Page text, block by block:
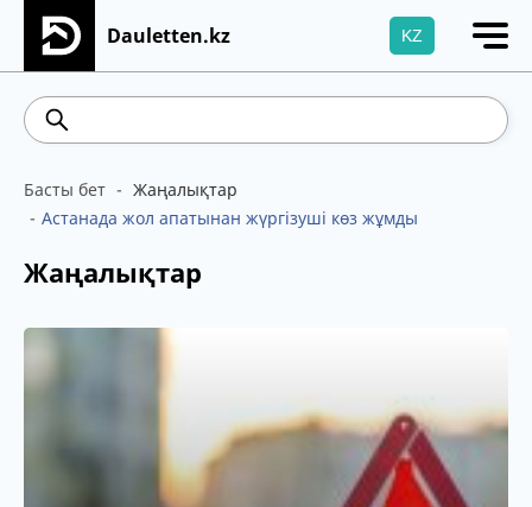
Dauletten.kz KZ
Сіздің өтінішіңіз сәтті жіберілді, Рақмет!
Басты бет
Жаңалықтар
Астанада жол апатынан жүргізуші көз жұмды
Жаңалықтар